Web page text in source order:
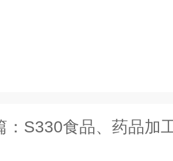
： S330食品、药品加工